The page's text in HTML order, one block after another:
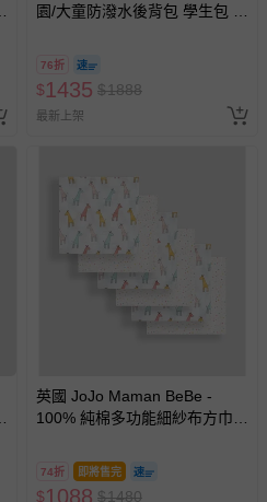
園/大童防潑水後背包 學生包 旅
76折
$1435 $1888
最新上架
英國 JoJo Maman BeBe -
100% 純棉多功能細紗布方巾/
禮盒組(60*60cm)-粉色長頸鹿
74折 即將售完
$1088 $1480